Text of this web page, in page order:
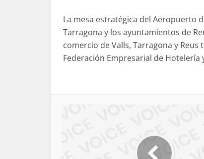
La mesa estratégica del Aeropuerto
Tarragona y los ayuntamientos de
comercio de Valls, Tarragona y
Federación Empresarial de